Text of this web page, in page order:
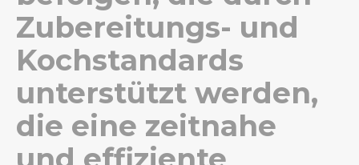
Zubereitungs- und
Kochstandards
unterstützt werden,
die eine zeitnahe